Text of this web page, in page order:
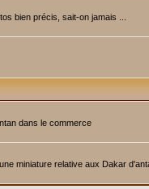
bien précis, sait-on jamais ...
dans le commerce
miniature relative aux Dakar